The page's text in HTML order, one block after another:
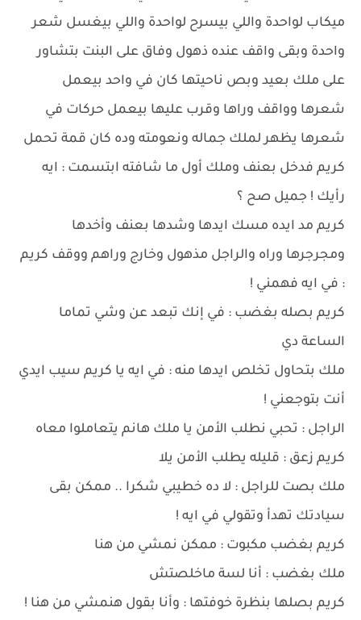
ميكاب لواحدة واللي بيسرح لواحدة واللي بيغسل شعر
واحدة وبقى واقف عنده ذهول وفاق على البنت بتشاور
على ملك بعيد وبص ناحيتها كان في واحد بيعمل
شعرها وواقف وراها وقرب عليها بيعمل حركات في
شعرها يظهر لملك جماله ونعومته وده كان قمة تحمل
كريم فدخل بعنف وملك أول ما شافته ابتسمت : ايه
رأيك ! جميل صح ؟
كريم مد ايده مسك ايدها وشدها بعنف وأخدها
ومجرجرها وراه والراجل مذهول وخارج وراهم ووقف كريم
: في ايه فهمني !
كريم بصله بغضب : في إنك تبعد عن وشي تماما
الساعة دي
ملك بتحاول تخلص ايدها منه : في ايه يا كريم سيب ايدي
أنت بتوجعني !
الراجل : تحبي نطلب الأمن يا ملك هانم يتعاملوا معاه
كريم زعق : قليله يطلب الأمن يلا
ملك بصت للراجل : لا ده خطيبي شكرا .. ممكن بقى
سيادتك تهدأ وتقولي في ايه !
كريم بغضب مكبوت : ممكن نمشي من هنا
ملك بغضب : أنا لسة ماخلصتش
كريم بصلها بنظرة خوفتها : وأنا بقول هنمشي من هنا !